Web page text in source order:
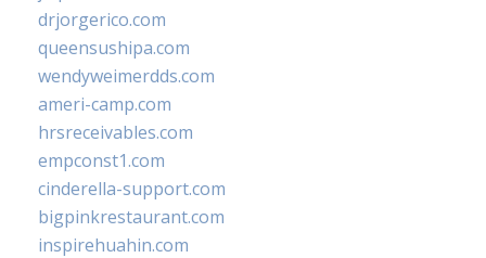
drjorgerico.com
queensushipa.com
wendyweimerdds.com
ameri-camp.com
hrsreceivables.com
empconst1.com
cinderella-support.com
bigpinkrestaurant.com
inspirehuahin.com